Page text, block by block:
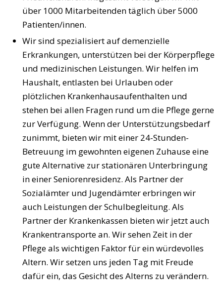
über 1000 Mitarbeitenden täglich über 5000
Patienten/innen.
Wir sind spezialisiert auf demenzielle
Erkrankungen, unterstützen bei der Körperpflege
und medizinischen Leistungen. Wir helfen im
Haushalt, entlasten bei Urlauben oder
plötzlichen Krankenhausaufenthalten und
stehen bei allen Fragen rund um die Pflege gerne
zur Verfügung. Wenn der Unterstützungsbedarf
zunimmt, bieten wir mit einer 24-Stunden-
Betreuung im gewohnten eigenen Zuhause eine
gute Alternative zur stationären Unterbringung
in einer Seniorenresidenz. Als Partner der
Sozialämter und Jugendämter erbringen wir
auch Leistungen der Schulbegleitung. Als
Partner der Krankenkassen bieten wir jetzt auch
Krankentransporte an. Wir sehen Zeit in der
Pflege als wichtigen Faktor für ein würdevolles
Altern. Wir setzen uns jeden Tag mit Freude
dafür ein, das Gesicht des Alterns zu verändern.